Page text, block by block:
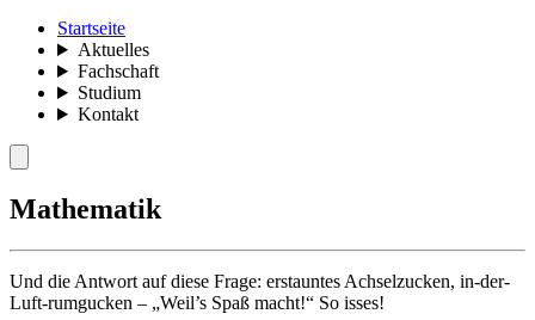
Startseite
Aktuelles
Fachschaft
Studium
Kontakt
Mathematik
Und die Antwort auf diese Frage: erstauntes Achselzucken, in-der-
Luft-rumgucken – „Weil’s Spaß macht!“ So isses!